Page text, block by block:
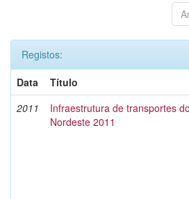
Registos:
Data
Título
2011
Infraestrutura de transportes do
Nordeste 2011